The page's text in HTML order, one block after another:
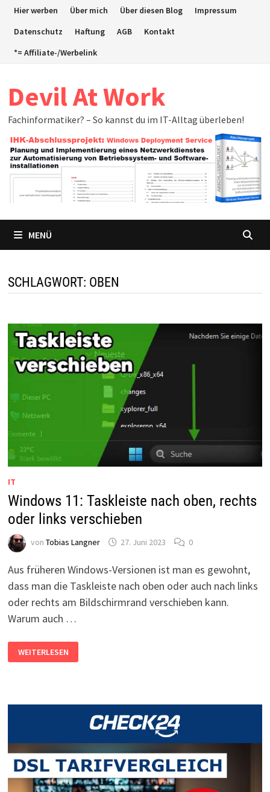
ZumHier werben Über mich Über diesen Blog
Impressum
Datenschutz
Haftung AGB
Kontakt
*= Affiliate-/Werbelink
Devil At Work
Fachinformatiker? – So kannst du im IT-Alltag überleben!
MENÜ
SCHLAGWORT: OBEN
IT
Windows 11: Taskleiste nach oben, rechts
oder links verschieben
von Tobias Langner 27. Juni 2023 0
Aus früheren Windows-Versionen ist man es gewohnt,
dass man die Taskleiste nach oben oder auch nach links
oder rechts am Bildschirmrand verschieben kann.
Warum auch …
11:
TASKLEISTE
LINKS
WEITERLESEN